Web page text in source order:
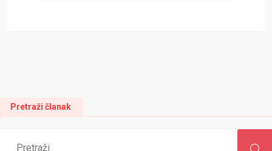
Pretraži članak